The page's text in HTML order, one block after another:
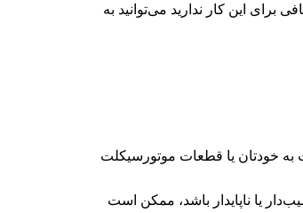
۰.۲ میلی‌متر است. البته اگر مهارت کافی برای این کار ندارید می‌توانید به
خودتان یا قطعات موتورسیکلت
یا ناپایدار باشد، ممکن است